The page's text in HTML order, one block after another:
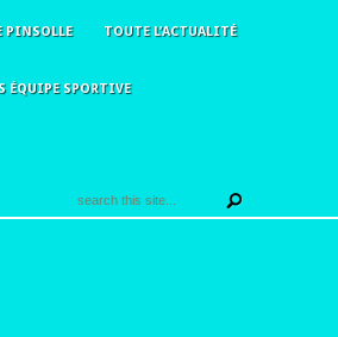
PINSOLLE TOUTE L’ACTUALITÉ
ÉQUIPE SPORTIVE